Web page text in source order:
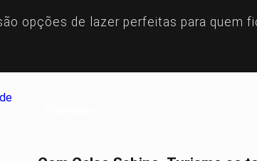
opções de lazer perfeitas para quem